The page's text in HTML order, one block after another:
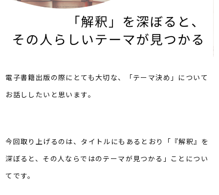
電子書籍出版の際にとても大切な、「テーマ決め」について
お話ししたいと思います。
今回取り上げるのは、タイトルにもあるとおり「『解釈』を
深ぼると、その人ならではのテーマが見つかる」ことについ
てです。